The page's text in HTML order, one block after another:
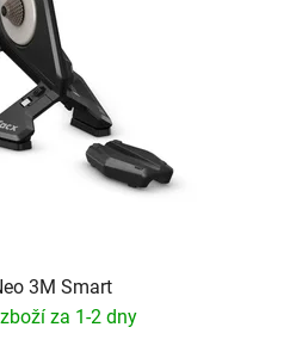
3M Smart
za 1-2 dny